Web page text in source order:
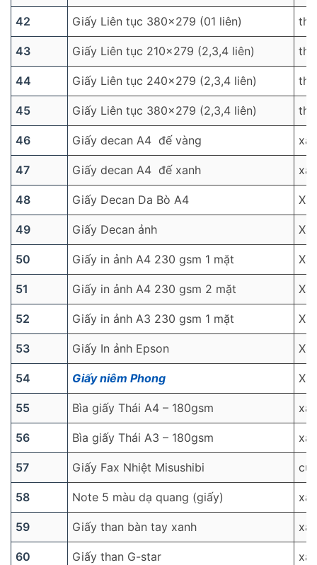
42 Giấy Liên tục 380×279 (01 liên)
43 Giấy Liên tục 210×279 (2,3,4 liên)
44 Giấy Liên tục 240×279 (2,3,4 liên)
45 Giấy Liên tục 380×279 (2,3,4 liên)
46 Giấy decan A4 đế vàng
47 Giấy decan A4 đế xanh
48 Giấy Decan Da Bò A4
49 Giấy Decan ảnh
50 Giấy in ảnh A4 230 gsm 1 mặt
51 Giấy in ảnh A4 230 gsm 2 mặt
52 Giấy in ảnh A3 230 gsm 1 mặt
53 Giấy In ảnh Epson
54 Giấy niêm Phong
55 Bìa giấy Thái A4 – 180gsm
56 Bìa giấy Thái A3 – 180gsm
57 Giấy Fax Nhiệt Misushibi
58 Note 5 màu dạ quang (giấy)
59 Giấy than bàn tay xanh
60 Giấy than G-star